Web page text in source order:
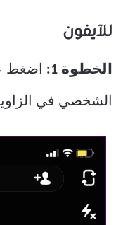
للآيفون
الخطوة 1: اضغط
الشخصي في